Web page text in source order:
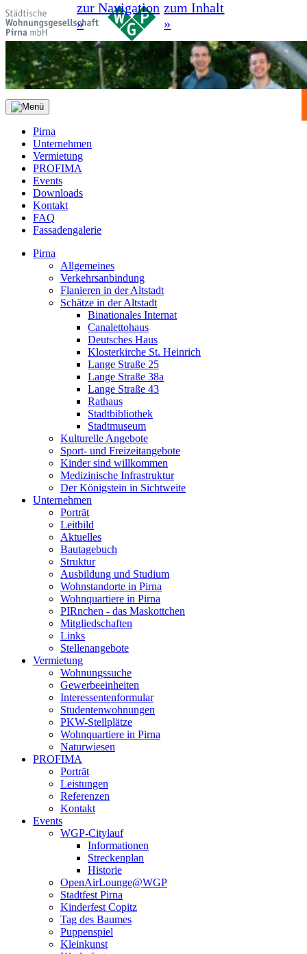
zur Navigation
»
zum Inhalt
»
Pirna
Unternehmen
Vermietung
PROFIMA
Events
Downloads
Kontakt
FAQ
Fassadengalerie
Pirna
Allgemeines
Verkehrsanbindung
Flanieren in der Altstadt
Schätze in der Altstadt
Binationales Internat
Canalettohaus
Deutsches Haus
Klosterkirche St. Heinrich
Lange Straße 25
Lange Straße 38a
Lange Straße 43
Rathaus
Stadtbibliothek
Stadtmuseum
Kulturelle Angebote
Sport- und Freizeitangebote
Kinder sind willkommen
Medizinische Infrastruktur
Der Königstein in Sichtweite
Unternehmen
Porträt
Leitbild
Aktuelles
Bautagebuch
Struktur
Ausbildung und Studium
Wohnstandorte in Pirna
Wohnquartiere in Pirna
PIRnchen - das Maskottchen
Mitgliedschaften
Links
Stellenangebote
Vermietung
Wohnungssuche
Gewerbeeinheiten
Interessentenformular
Studentenwohnungen
PKW-Stellplätze
Wohnquartiere in Pirna
Naturwiesen
PROFIMA
Porträt
Leistungen
Referenzen
Kontakt
Events
WGP-Citylauf
Informationen
Streckenplan
Historie
OpenAirLounge@WGP
Stadtfest Pirna
Kinderfest Copitz
Tag des Baumes
Puppenspiel
Kleinkunst